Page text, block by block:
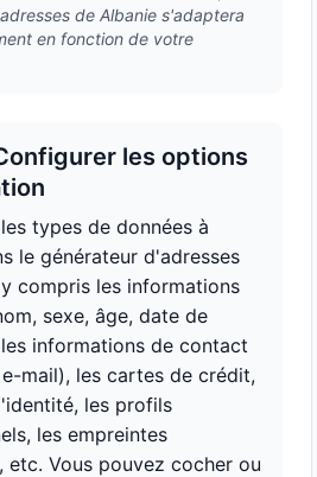
de Albanie s'adaptera
en fonction de votre
les options
types de données à
le générateur d'adresses
compris les informations
sexe, âge, date de
informations de contact
mail), les cartes de crédit,
les profils
les empreintes
etc. Vous pouvez cocher ou